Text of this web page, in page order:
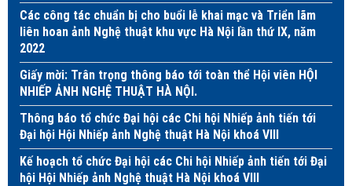
Các công tác chuẩn bị cho buổi lễ khai mạc và Triển lãm
liên hoan ảnh Nghệ thuật khu vực Hà Nội lần thứ IX, năm
2022
Giấy mời: Trân trọng thông báo tới toàn thể Hội viên HỘI
NHIẾP ẢNH NGHỆ THUẬT HÀ NỘI.
Thông báo tổ chức Đại hội các Chi hội Nhiếp ảnh tiến tới
Đại hội Hội Nhiếp ảnh Nghệ thuật Hà Nội khoá VIII
Kế hoạch tổ chức Đại hội các Chi hội Nhiếp ảnh tiến tới Đại
hội Hội Nhiếp ảnh Nghệ thuật Hà Nội khoá VIII